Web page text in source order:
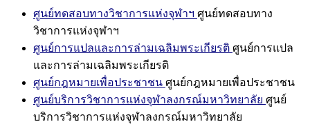
ศูนย์ทดสอบทางวิชาการแห่งจุฬาฯ ศูนย์ทดสอบทาง
วิชาการแห่งจุฬาฯ
ศูนย์การแปลและการล่ามเฉลิมพระเกียรติ ศูนย์การแปล
และการล่ามเฉลิมพระเกียรติ
ศูนย์กฎหมายเพื่อประชาชน ศูนย์กฎหมายเพื่อประชาชน
ศูนย์บริการวิชาการแห่งจุฬาลงกรณ์มหาวิทยาลัย ศูนย์
บริการวิชาการแห่งจุฬาลงกรณ์มหาวิทยาลัย